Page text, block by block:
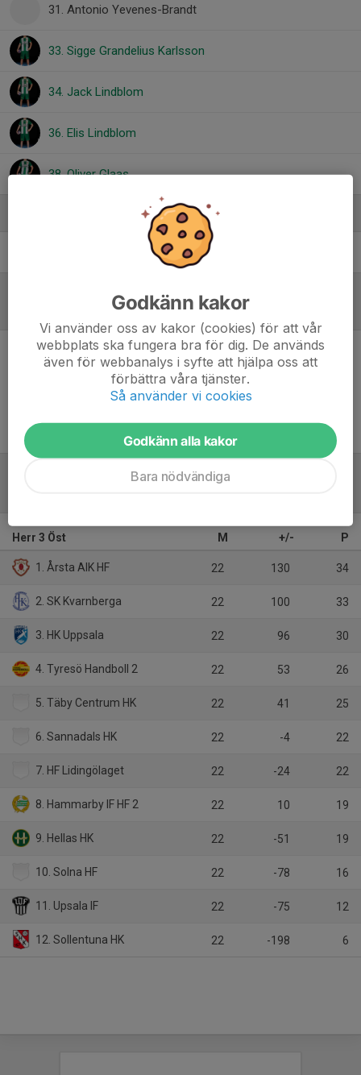
31. Antonio Yevenes-Brandt
33. Sigge Grandelius Karlsson
34. Jack Lindblom
36. Elis Lindblom
38. Oliver Glaas
Tränare
Inget referat skrivet
Herr 3 Öst M +/- P
1. Årsta AIK HF 22 130 34
2. SK Kvarnberga 22 100 33
3. HK Uppsala 22 96 30
4. Tyresö Handboll 2 22 53 26
5. Täby Centrum HK 22 41 25
6. Sannadals HK 22 -4 22
7. HF Lidingölaget 22 -24 22
8. Hammarby IF HF 2 22 10 19
9. Hellas HK 22 -51 19
10. Solna HF 22 -78 16
11. Upsala IF 22 -75 12
12. Sollentuna HK 22 -198 6
Godkänn kakor
Vi använder oss av kakor (cookies) för att vår
webbplats ska fungera bra för dig. De används
även för webbanalys i syfte att hjälpa oss att
förbättra våra tjänster.
Så använder vi cookies
Godkänn alla kakor
Bara nödvändiga